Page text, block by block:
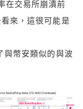
在交易所崩潰前
來，這很可能是
與幣安類似的與波